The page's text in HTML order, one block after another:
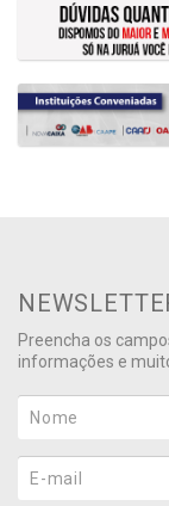
Preencha os
informações e